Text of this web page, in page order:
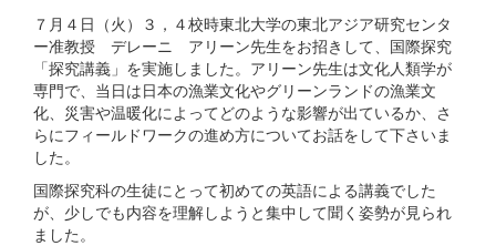
７月４日（火）３，４校時東北大学の東北アジア研究センタ
ー准教授 デレーニ アリーン先生をお招きして、国際探究
「探究講義」を実施しました。アリーン先生は文化人類学が
専門で、当日は日本の漁業文化やグリーンランドの漁業文
化、災害や温暖化によってどのような影響が出ているか、さ
らにフィールドワークの進め方についてお話をして下さいま
した。
国際探究科の生徒にとって初めての英語による講義でした
が、少しでも内容を理解しようと集中して聞く姿勢が見られ
ました。